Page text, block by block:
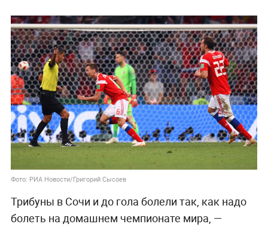
Фото: РИА Новости/Григорий Сысоев
Трибуны в Сочи и до гола болели так, как надо
болеть на домашнем чемпионате мира, —